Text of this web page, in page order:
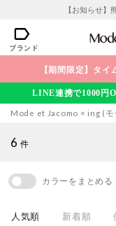
【お知らせ】
ブランド
【期間限定】タ
LINE連携で1000円
Mode et Jacomo × ing (モ
6 件
カラーをまとめる
人気順 新着順